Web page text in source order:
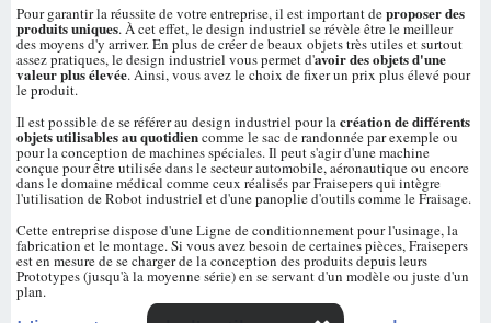
Pour garantir la réussite de votre entreprise, il est important deproposer des
produits uniques. À cet effet, le design industriel se révèle être le meilleur
des moyens d'y arriver. En plus de créer de beaux objets très utiles et surtout
assez pratiques, le design industriel vous permet d'avoir des objets d'une
valeur plus élevée. Ainsi, vous avez le choix de fixer un prix plus élevé pour
le produit.
Il est possible de se référer au design industriel pour lacréation de différents
objets utilisables au quotidiencomme le sac de randonnée par exemple ou
pour la conception de machines spéciales. Il peut s'agir d'une machine
conçue pour être utilisée dans le secteur automobile, aéronautique ou encore
dans le domaine médical comme ceux réalisés par Fraisepers qui intègre
l'utilisation de Robot industriel et d'une panoplie d'outils comme le Fraisage.
Cette entreprise dispose d'une Ligne de conditionnement pour l'usinage, la
fabrication et le montage. Si vous avez besoin de certaines pièces, Fraisepers
est en mesure de se charger de la conception des produits depuis leurs
Prototypes (jusqu'à la moyenne série) en se servant d'un modèle ou juste d'un
plan.